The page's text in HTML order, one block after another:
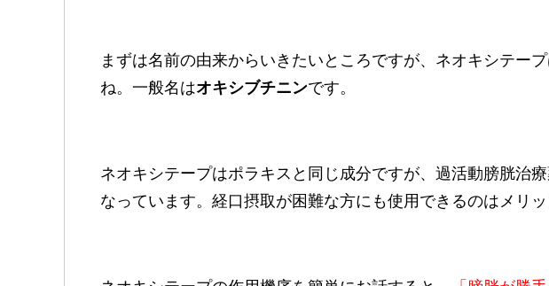
まずは名前の由来からいきたいところですが、ネオキシテー
ね。一般名はオキシブチニンです。
ネオキシテープはポラキスと同じ成分ですが、過活動膀胱治
なっています。経口摂取が困難な方にも使用できるのはメリッ